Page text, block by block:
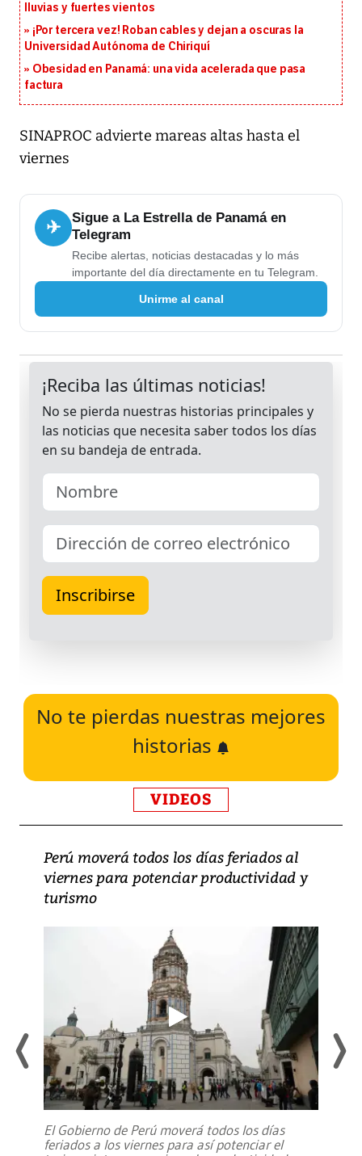
lluvias y fuertes vientos
¡Por tercera vez! Roban cables y dejan a oscuras la
Universidad Autónoma de Chiriquí
Obesidad en Panamá: una vida acelerada que pasa
factura
SINAPROC advierte mareas altas hasta el
viernes
✈
Sigue a La Estrella de Panamá en
Telegram
Recibe alertas, noticias destacadas y lo más
importante del día directamente en tu Telegram.
Unirme al canal
No te pierdas nuestras mejores
historias
VIDEOS
Perú moverá todos los días feriados al
viernes para potenciar productividad y
turismo
El Gobierno de Perú moverá todos los días
feriados a los viernes para así potenciar el